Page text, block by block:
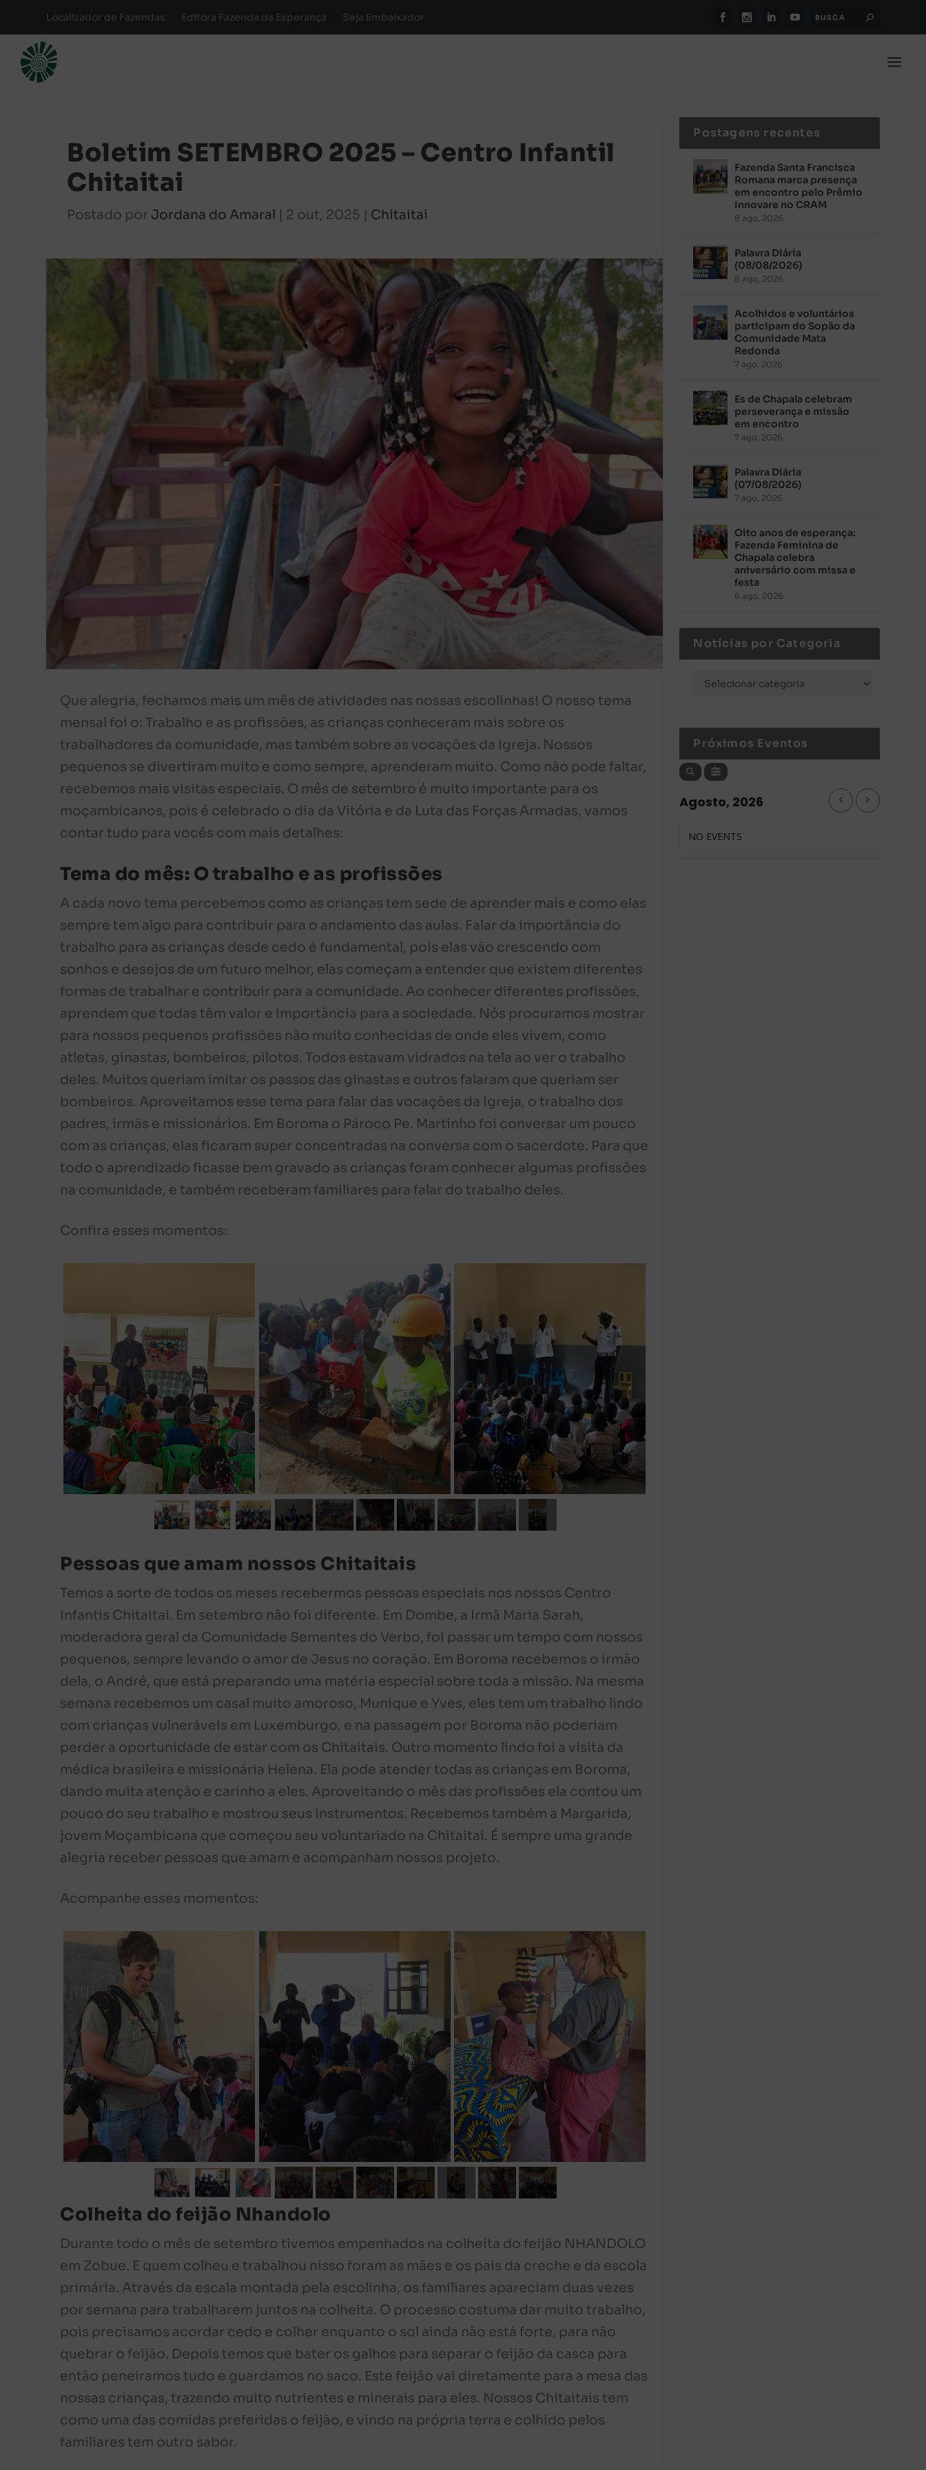
Localizador de Fazendas Editora Fazenda da Esperança Seja Embaixador
Boletim SETEMBRO 2025 – Centro Infantil
Chitaitai
Postado por Jordana do Amaral | 2 out, 2025 | Chitaitai
Que alegria, fechamos mais um mês de atividades nas nossas escolinhas! O nosso tema
mensal foi o: Trabalho e as profissões, as crianças conheceram mais sobre os
trabalhadores da comunidade, mas também sobre as vocações da Igreja. Nossos
pequenos se divertiram muito e como sempre, aprenderam muito. Como não pode faltar,
recebemos mais visitas especiais. O mês de setembro é muito importante para os
moçambicanos, pois é celebrado o dia da Vitória e da Luta das Forças Armadas, vamos
contar tudo para vocês com mais detalhes:
Tema do mês: O trabalho e as profissões
A cada novo tema percebemos como as crianças tem sede de aprender mais e como elas
sempre tem algo para contribuir para o andamento das aulas. Falar da importância do
trabalho para as crianças desde cedo é fundamental, pois elas vão crescendo com
sonhos e desejos de um futuro melhor, elas começam a entender que existem diferentes
formas de trabalhar e contribuir para a comunidade. Ao conhecer diferentes profissões,
aprendem que todas têm valor e importância para a sociedade. Nós procuramos mostrar
para nossos pequenos profissões não muito conhecidas de onde eles vivem, como
atletas, ginastas, bombeiros, pilotos. Todos estavam vidrados na tela ao ver o trabalho
deles. Muitos queriam imitar os passos das ginastas e outros falaram que queriam ser
bombeiros. Aproveitamos esse tema para falar das vocações da Igreja, o trabalho dos
padres, irmãs e missionários. Em Boroma o Pároco Pe. Martinho foi conversar um pouco
com as crianças, elas ficaram super concentradas na conversa com o sacerdote. Para que
todo o aprendizado ficasse bem gravado as crianças foram conhecer algumas profissões
na comunidade, e também receberam familiares para falar do trabalho deles.
Confira esses momentos:
Pessoas que amam nossos Chitaitais
Temos a sorte de todos os meses recebermos pessoas especiais nos nossos Centro
Infantis Chitaitai. Em setembro não foi diferente. Em Dombe, a Irmã Maria Sarah,
moderadora geral da Comunidade Sementes do Verbo, foi passar um tempo com nossos
pequenos, sempre levando o amor de Jesus no coração. Em Boroma recebemos o irmão
dela, o André, que está preparando uma matéria especial sobre toda a missão. Na mesma
semana recebemos um casal muito amoroso, Munique e Yves, eles tem um trabalho lindo
com crianças vulneráveis em Luxemburgo, e na passagem por Boroma não poderiam
perder a oportunidade de estar com os Chitaitais. Outro momento lindo foi a visita da
médica brasileira e missionária Helena. Ela pode atender todas as crianças em Boroma,
dando muita atenção e carinho a eles. Aproveitando o mês das profissões ela contou um
pouco do seu trabalho e mostrou seus instrumentos. Recebemos também a Margarida,
jovem Moçambicana que começou seu voluntariado na Chitaitai. É sempre uma grande
alegria receber pessoas que amam e acompanham nossos projeto.
Acompanhe esses momentos:
Colheita do feijão Nhandolo
Durante todo o mês de setembro tivemos empenhados na colheita do feijão NHANDOLO
em Zobue. E quem colheu e trabalhou nisso foram as mães e os pais da creche e da escola
primária. Através da escala montada pela escolinha, os familiares apareciam duas vezes
por semana para trabalharem juntos na colheita. O processo costuma dar muito trabalho,
pois precisamos acordar cedo e colher enquanto o sol ainda não está forte, para não
quebrar o feijão. Depois temos que bater os galhos para separar o feijão da casca para
então peneiramos tudo e guardamos no saco. Este feijão vai diretamente para a mesa das
nossas crianças, trazendo muito nutrientes e minerais para eles. Nossos Chitaitais tem
como uma das comidas preferidas o feijão, e vindo na própria terra e colhido pelos
familiares tem outro sabor.
Postagens recentes
Fazenda Santa Francisca
Romana marca presença
em encontro pelo Prêmio
Innovare no CRAM
8 ago, 2026
Palavra Diária
(08/08/2026)
8 ago, 2026
Acolhidos e voluntários
participam do Sopão da
Comunidade Mata
Redonda
7 ago, 2026
Es de Chapala celebram
perseverança e missão
em encontro
7 ago, 2026
Palavra Diária
(07/08/2026)
7 ago, 2026
Oito anos de esperança:
Fazenda Feminina de
Chapala celebra
aniversário com missa e
festa
6 ago, 2026
Notícias por Categoria
Próximos Eventos
Agosto, 2026
NO EVENTS